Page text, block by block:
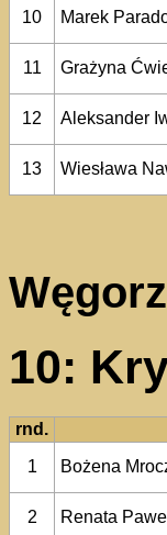
10 Marek
11
Grażyna
12
Aleksander
13
Wiesława
10:
rnd.
1
Bożena
2
Renata